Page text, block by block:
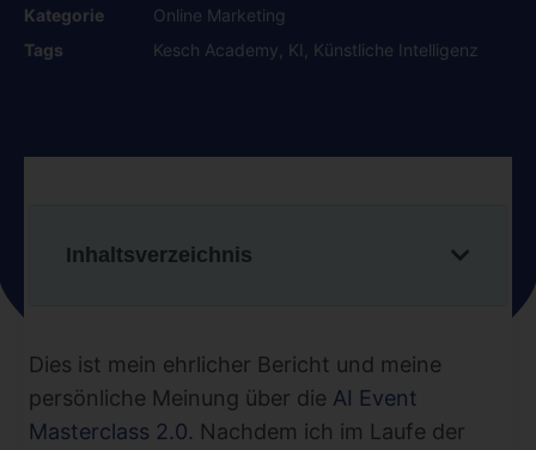
Kategorie
Online Marketing
Tags
Kesch Academy KI Künstliche Intelligenz
Inhaltsverzeichnis
Dies ist mein ehrlicher Bericht und meine
persönliche Meinung über die AI Event
Masterclass 2.0. Nachdem ich im Laufe der